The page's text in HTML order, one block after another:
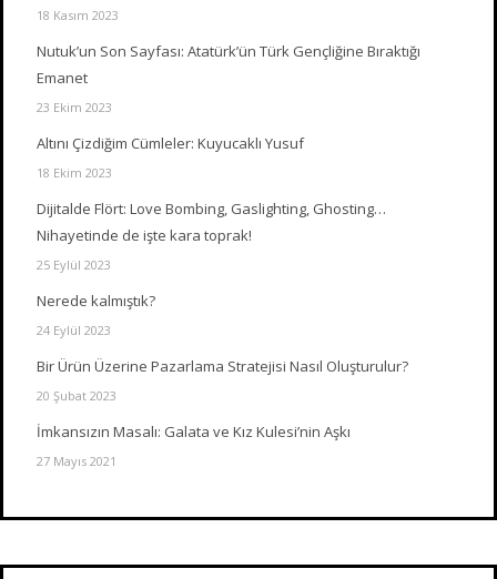
18 Kasım 2023
Nutuk’un Son Sayfası: Atatürk’ün Türk Gençliğine Bıraktığı
Emanet
23 Ekim 2023
Altını Çizdiğim Cümleler: Kuyucaklı Yusuf
18 Ekim 2023
Dijitalde Flört: Love Bombing, Gaslighting, Ghosting…
Nihayetinde de işte kara toprak!
25 Eylül 2023
Nerede kalmıştık?
24 Eylül 2023
Bir Ürün Üzerine Pazarlama Stratejisi Nasıl Oluşturulur?
20 Şubat 2023
İmkansızın Masalı: Galata ve Kız Kulesi’nin Aşkı
27 Mayıs 2021